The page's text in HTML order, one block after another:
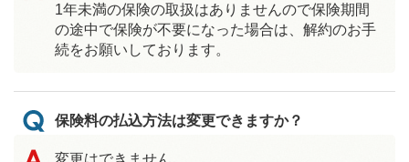
1年未満の保険の取扱はありませんので保険期間
の途中で保険が不要になった場合は、解約のお手
続をお願いしております。
保険料の払込方法は変更できますか？
変更はできません。